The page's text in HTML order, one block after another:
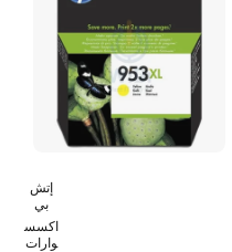
إتش
بي
اكسس
وارات